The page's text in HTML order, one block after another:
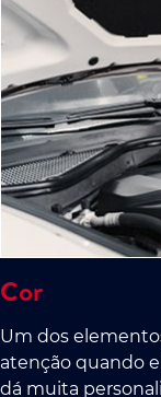
Cor
Um dos
atenção quando
dá muita